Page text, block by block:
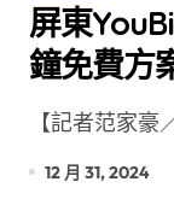
屏東
鐘免費方
【記者范
12 月 31, 2024